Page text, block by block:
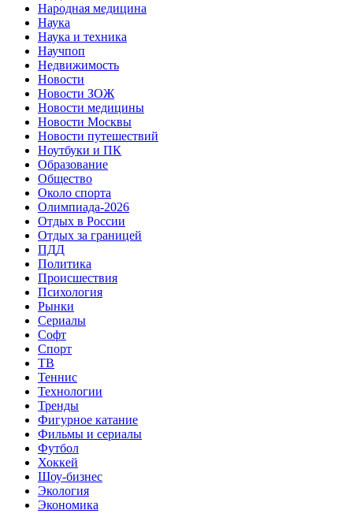
Народная медицина
Наука
Наука и техника
Научпоп
Недвижимость
Новости
Новости ЗОЖ
Новости медицины
Новости Москвы
Новости путешествий
Ноутбуки и ПК
Образование
Общество
Около спорта
Олимпиада-2026
Отдых в России
Отдых за границей
ПДД
Политика
Происшествия
Психология
Рынки
Сериалы
Софт
Спорт
ТВ
Теннис
Технологии
Тренды
Фигурное катание
Фильмы и сериалы
Футбол
Хоккей
Шоу-бизнес
Экология
Экономика